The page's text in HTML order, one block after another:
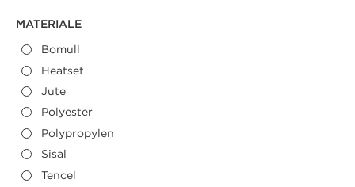
Bomull
Heatset
Jute
Polyester
Polypropylen
Sisal
Tencel